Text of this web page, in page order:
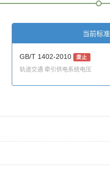
当前标准
GB/T 1402-2010 废止
轨道交通 牵引供电系统电压